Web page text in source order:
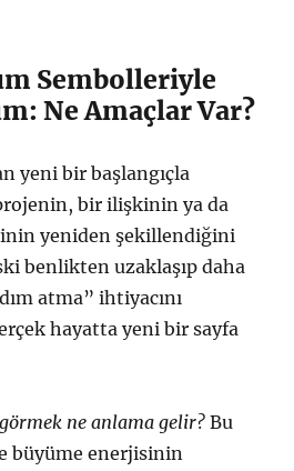
Sembolleriyle
Ne Amaçlar Var?
yeni bir başlangıçla
bir ilişkinin ya da
yeniden şekillendiğini
benlikten uzaklaşıp daha
atma” ihtiyacını
hayatta yeni bir sayfa
ne anlama gelir? Bu
büyüme enerjisinin